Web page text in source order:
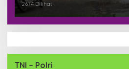
2674 Dilihat
TNI – Polri